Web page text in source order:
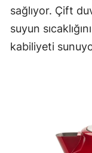
sağlıyor. Çift
suyun
kabiliyeti